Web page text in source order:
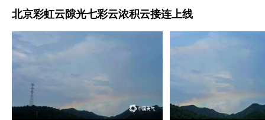
北京彩虹云隙光七彩云浓积云接连上线